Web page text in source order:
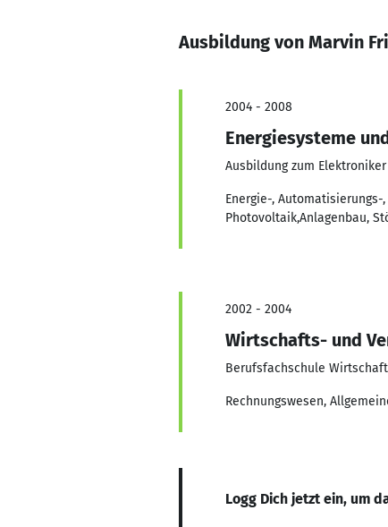
Ausbildung von Marvin
2004 - 2008
Energiesysteme
Ausbildung zum
Energie-,
Photovoltaik,Anlagenbau,
2002 - 2004
Wirtschafts- und
Berufsfachschule
Rechnungswesen,
Logg Dich jetzt ein, um